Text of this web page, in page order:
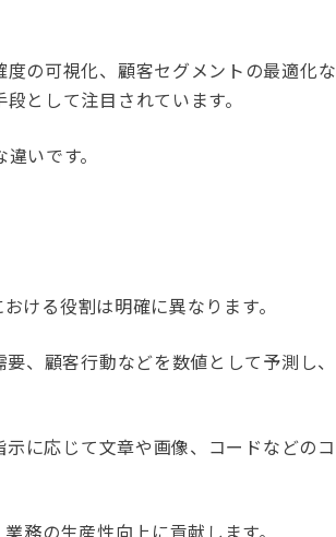
の可視化、顧客セグメントの最適化な
として注目されています。
いです。
ける役割は明確に異なります。
、顧客行動などを数値として予測し、
に応じて文章や画像、コードなどのコ
務の生産性向上に貢献します。